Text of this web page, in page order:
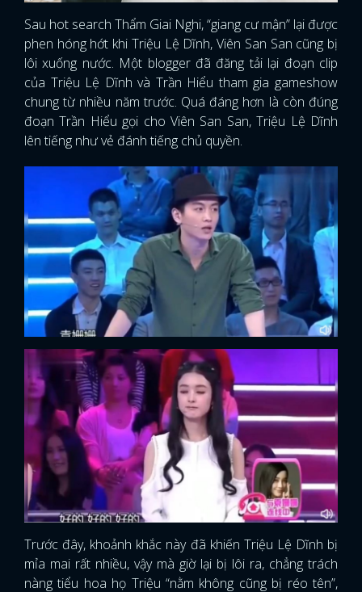
Sau hot search Thẩm Giai Nghi, “giang cư mận” lại được
phen hóng hớt khi Triệu Lệ Dĩnh, Viên San San cũng bị
lôi xuống nước. Một blogger đã đăng tải lại đoạn clip
của Triệu Lệ Dĩnh và Trần Hiểu tham gia gameshow
chung từ nhiều năm trước. Quá đáng hơn là còn đúng
đoạn Trần Hiểu gọi cho Viên San San, Triệu Lệ Dĩnh
lên tiếng như vẻ đánh tiếng chủ quyền.
Trước đây, khoảnh khắc này đã khiến Triệu Lệ Dĩnh bị
mỉa mai rất nhiều, vậy mà giờ lại bị lôi ra, chẳng trách
nàng tiểu hoa họ Triệu “nằm không cũng bị réo tên”,